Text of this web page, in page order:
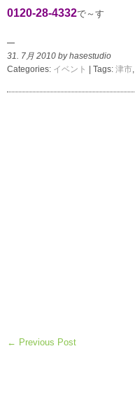
0120-28-4332で～す
31. 7月 2010 by hasestudio
Categories: イベント | Tags: 津市,
← Previous Post